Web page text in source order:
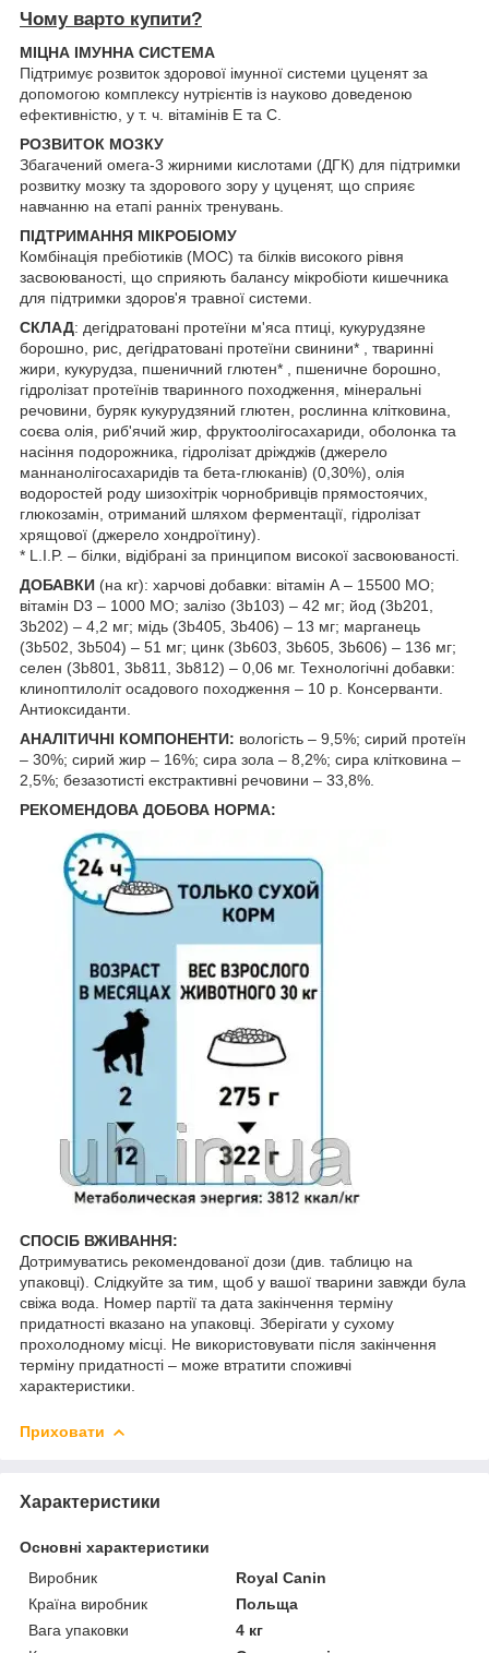
Чому варто купити?
МІЦНА ІМУННА СИСТЕМА
Підтримує розвиток здорової імунної системи цуценят за
допомогою комплексу нутрієнтів із науково доведеною
ефективністю, у т. ч. вітамінів Е та С.
РОЗВИТОК МОЗКУ
Збагачений омега-3 жирними кислотами (ДГК) для підтримки
розвитку мозку та здорового зору у цуценят, що сприяє
навчанню на етапі ранніх тренувань.
ПІДТРИМАННЯ МІКРОБІОМУ
Комбінація пребіотиків (МОС) та білків високого рівня
засвоюваності, що сприяють балансу мікробіоти кишечника
для підтримки здоров'я травної системи.
СКЛАД: дегідратовані протеїни м'яса птиці, кукурудзяне
борошно, рис, дегідратовані протеїни свинини* , тваринні
жири, кукурудза, пшеничний глютен* , пшеничне борошно,
гідролізат протеїнів тваринного походження, мінеральні
речовини, буряк кукурудзяний глютен, рослинна клітковина,
соєва олія, риб'ячий жир, фруктоолігосахариди, оболонка та
насіння подорожника, гідролізат дріжджів (джерело
маннанолігосахаридів та бета-глюканів) (0,30%), олія
водоростей роду шизохітрік чорнобривців прямостоячих,
глюкозамін, отриманий шляхом ферментації, гідролізат
хрящової (джерело хондроїтину).
* L.I.P. – білки, відібрані за принципом високої засвоюваності.
ДОБАВКИ (на кг): харчові добавки: вітамін А – 15500 МО;
вітамін D3 – 1000 МО; залізо (3b103) – 42 мг; йод (3b201,
3b202) – 4,2 мг; мідь (3b405, 3b406) – 13 мг; марганець
(3b502, 3b504) – 51 мг; цинк (3b603, 3b605, 3b606) – 136 мг;
селен (3b801, 3b811, 3b812) – 0,06 мг. Технологічні добавки:
клиноптилоліт осадового походження – 10 р. Консерванти.
Антиоксиданти.
АНАЛІТИЧНІ КОМПОНЕНТИ: вологість – 9,5%; сирий протеїн
– 30%; сирий жир – 16%; сира зола – 8,2%; сира клітковина –
2,5%; безазотисті екстрактивні речовини – 33,8%.
РЕКОМЕНДОВА ДОБОВА НОРМА:
СПОСІБ ВЖИВАННЯ:
Дотримуватись рекомендованої дози (див. таблицю на
упаковці). Слідкуйте за тим, щоб у вашої тварини завжди була
свіжа вода. Номер партії та дата закінчення терміну
придатності вказано на упаковці. Зберігати у сухому
прохолодному місці. Не використовувати після закінчення
терміну придатності – може втратити споживчі
характеристики.
Приховати
Характеристики
Основні характеристики
Виробник
Royal Canin
Країна виробник
Польща
Вага упаковки
4 кг